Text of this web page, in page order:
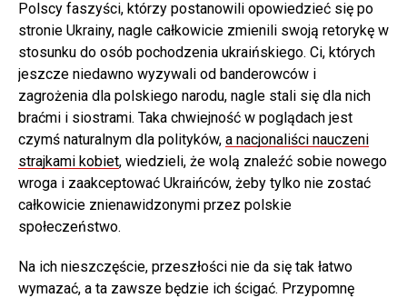
Polscy faszyści, którzy postanowili opowiedzieć się po
stronie Ukrainy, nagle całkowicie zmienili swoją retorykę w
stosunku do osób pochodzenia ukraińskiego. Ci, których
jeszcze niedawno wyzywali od banderowców i
zagrożenia dla polskiego narodu, nagle stali się dla nich
braćmi i siostrami. Taka chwiejność w poglądach jest
czymś naturalnym dla polityków, a nacjonaliści nauczeni
strajkami kobiet, wiedzieli, że wolą znaleźć sobie nowego
wroga i zaakceptować Ukraińców, żeby tylko nie zostać
całkowicie znienawidzonymi przez polskie
społeczeństwo.
Na ich nieszczęście, przeszłości nie da się tak łatwo
wymazać, a ta zawsze będzie ich ścigać. Przypomnę